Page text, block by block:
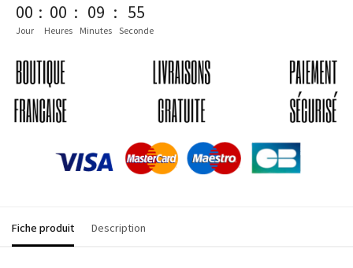
00
Jour
: 00
Heures
: 09
Minutes
: 54
Seconde
Fiche produit Description